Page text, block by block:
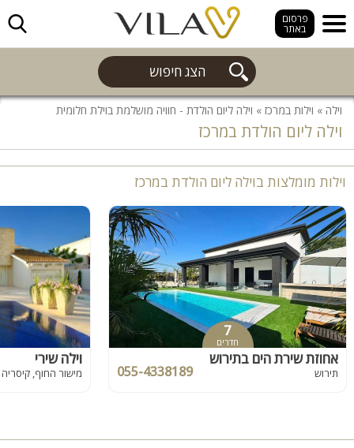
פרסום
באתר
הצג חיפוש
חפש
וילה » וילות במרכז » וילה ליום הולדת - חוויה מושלמת בוילת חלומית
וילה ליום הולדת במרכז
וילות מומלצות בוילה ליום הולדת במרכז
7
חדרים
אחוזת שירת הים בתירוש
תירוש 055-4338189
וילה שירי
מישור החוף, קיסריה